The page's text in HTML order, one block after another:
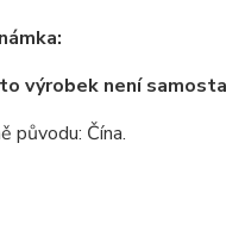
výrobek není
původu: Čína.